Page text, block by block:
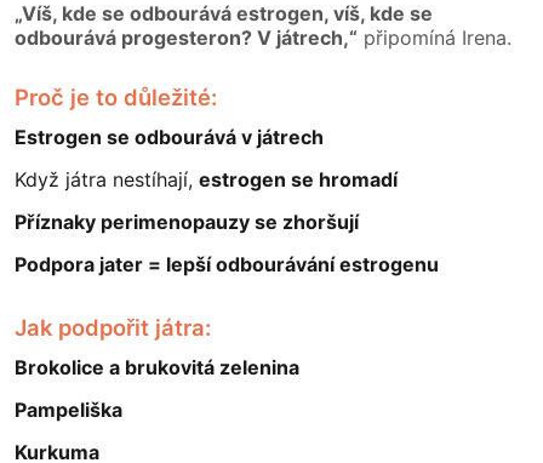
„Víš, kde se odbourává estrogen, víš, kde se
odbourává progesteron? V játrech,“ připomíná Irena.
Proč je to důležité:
Estrogen se odbourává v játrech
Když játra nestíhají, estrogen se hromadí
Příznaky perimenopauzy se zhoršují
Podpora jater = lepší odbourávání estrogenu
Jak podpořit játra:
Brokolice a brukovitá zelenina
Pampeliška
Kurkuma